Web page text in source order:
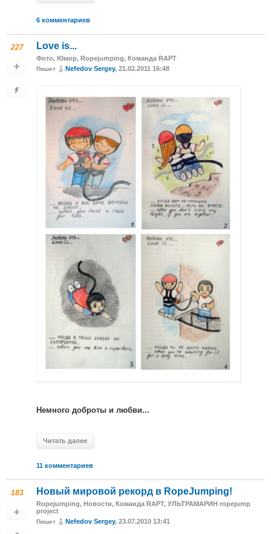
6 комментариев
227 Love is...
Фото, Юмор, Ropejumping, Команда RAPT
Пишет Nefedov Sergey, 21.02.2011 16:48
Немного доброты и любви...
Читать далее
11 комментариев
183 Новый мировой рекорд в RopeJumping!
Ropejumping, Новости, Команда RAPT, УЛЬТРАМАРИН ropejump
project
Пишет Nefedov Sergey, 23.07.2010 13:41